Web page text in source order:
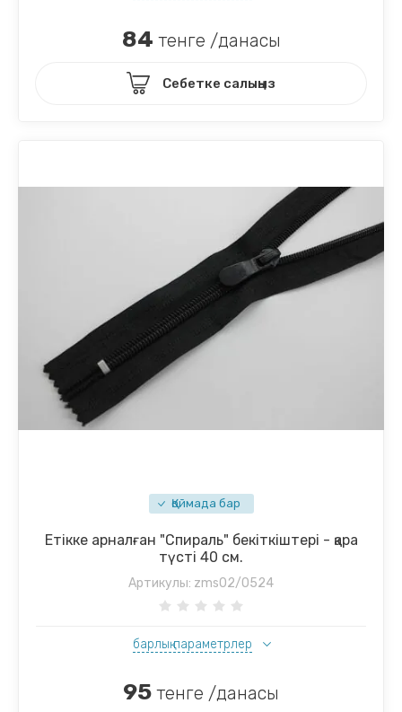
84 тенге /данасы
Себетке салыңыз
Қоймада бар
Етікке арналған "Спираль" бекіткіштері - қара
түсті 40 см.
Артикулы: zms02/0524
барлық параметрлер
95 тенге /данасы